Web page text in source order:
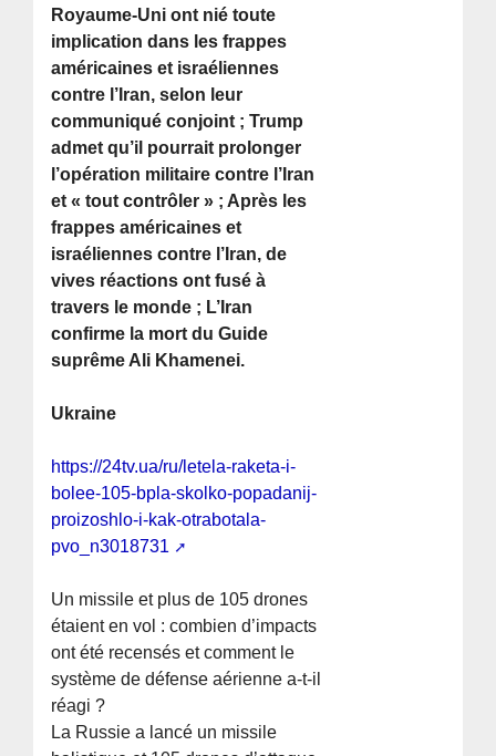
Royaume-Uni ont nié toute
implication dans les frappes
américaines et israéliennes
contre l’Iran, selon leur
communiqué conjoint ; Trump
admet qu’il pourrait prolonger
l’opération militaire contre l’Iran
et « tout contrôler » ; Après les
frappes américaines et
israéliennes contre l’Iran, de
vives réactions ont fusé à
travers le monde ; L’Iran
confirme la mort du Guide
suprême Ali Khamenei.
Ukraine
https://24tv.ua/ru/letela-raketa-i-
bolee-105-bpla-skolko-popadanij-
proizoshlo-i-kak-otrabotala-
pvo_n3018731
Un missile et plus de 105 drones
étaient en vol : combien d’impacts
ont été recensés et comment le
système de défense aérienne a-t-il
réagi ?
La Russie a lancé un missile